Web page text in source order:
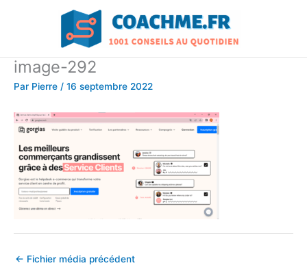
image-292
Par Pierre / 16 septembre 2022
← Fichier média précédent